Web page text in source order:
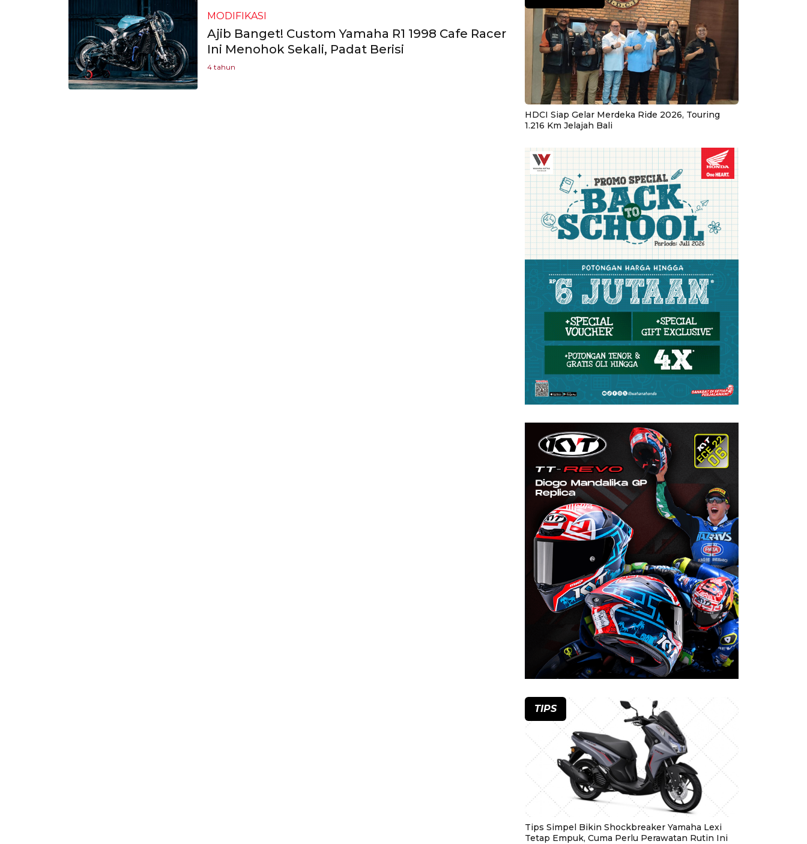
MODIFIKASI
Ajib Banget! Custom Yamaha R1 1998 Cafe Racer
Ini Menohok Sekali, Padat Berisi
4 tahun
HDCI Siap Gelar Merdeka Ride 2026, Touring
1.216 Km Jelajah Bali
TIPS
Tips Simpel Bikin Shockbreaker Yamaha Lexi
Tetap Empuk, Cuma Perlu Perawatan Rutin Ini